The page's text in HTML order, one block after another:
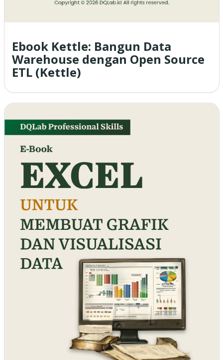
Ebook Kettle: Bangun Data
Warehouse dengan Open Source
ETL (Kettle)